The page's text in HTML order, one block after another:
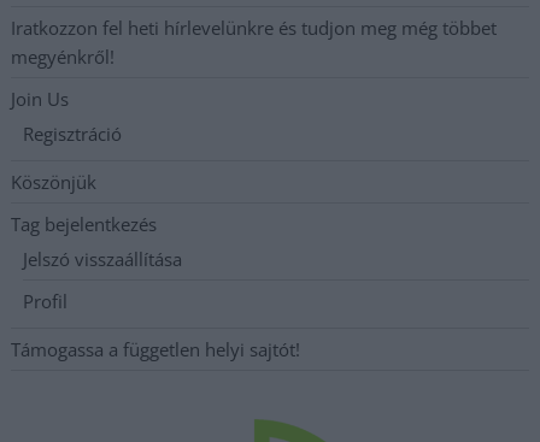
Iratkozzon fel heti hírlevelünkre és tudjon meg még többet
megyénkről!
Join Us
Regisztráció
Köszönjük
Tag bejelentkezés
Jelszó visszaállítása
Profil
Támogassa a független helyi sajtót!